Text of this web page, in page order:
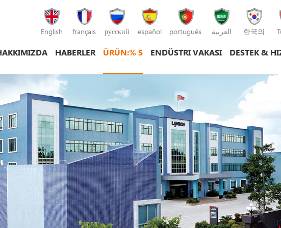
English français русский español português العربية 한국의
HABERLER ÜRÜN:% S ENDÜSTRI VAKASI DESTEK &